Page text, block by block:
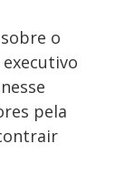
o
pela